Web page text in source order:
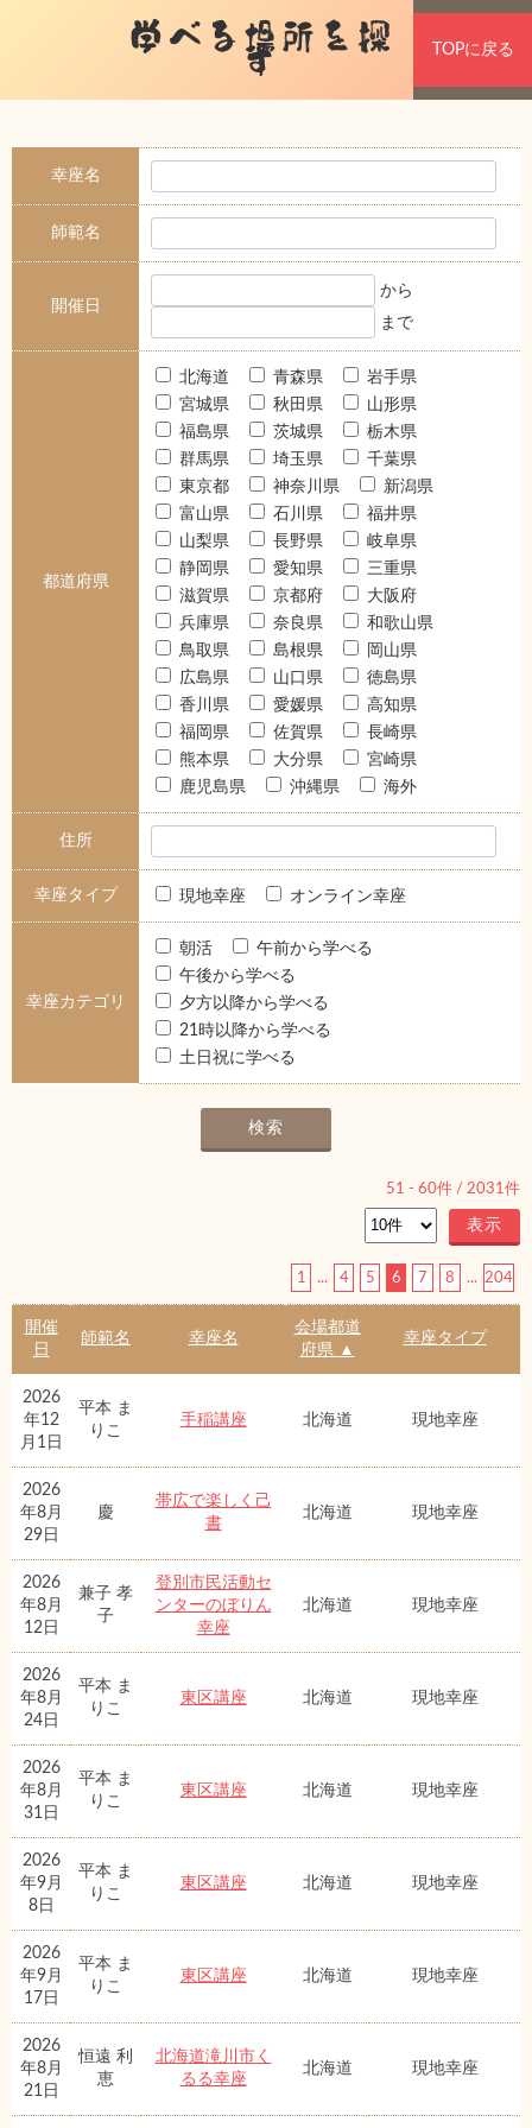
学べる場所を探
す TOPに戻る
幸座名
師範名
開催日
から
まで
都道府県
北海道 青森県
岩手県
宮城県
秋田県
山形県
福島県
茨城県
栃木県
群馬県
埼玉県
千葉県
東京都
神奈川県
新潟県
富山県
石川県
福井県
山梨県
長野県
岐阜県
静岡県
愛知県
三重県
滋賀県
京都府
大阪府
兵庫県
奈良県
和歌山県
鳥取県
島根県
岡山県
広島県
山口県
徳島県
香川県
愛媛県
高知県
福岡県
佐賀県
長崎県
熊本県
大分県
宮崎県
鹿児島県
沖縄県 海外
住所
幸座タイプ 現地幸座 オンライン幸座
幸座カテゴリ
朝活
午前から学べる
午後から学べる
夕方以降から学べる
21時以降から学べる
土日祝に学べる
51 - 60件 / 2031件
1 ... 4 5 6 7 8 ... 204
開催
日
師範名 幸座名
会場都道
府県 ▲
幸座タイプ
2026
年12
月1日
平本 ま
りこ
手稲講座 北海道 現地幸座
2026
年8月
29日
慶
帯広で楽しく己
書
北海道 現地幸座
2026
年8月
12日
兼子 孝
子
登別市民活動セ
ンターのぼりん
幸座
北海道 現地幸座
2026
年8月
24日
平本 ま
りこ
東区講座 北海道 現地幸座
2026
年8月
31日
平本 ま
りこ
東区講座 北海道 現地幸座
2026
年9月
8日
平本 ま
りこ
東区講座 北海道 現地幸座
2026
年9月
17日
平本 ま
りこ
東区講座 北海道 現地幸座
2026
年8月
21日
恒遠 利
恵
北海道滝川市く
るる幸座
北海道 現地幸座